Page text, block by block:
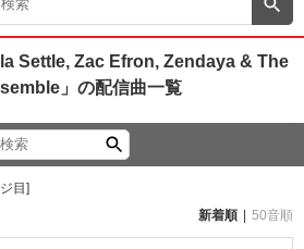
Settle, Zac Efron, Zendaya & The
」 の配信曲一覧
目]
新着順
50音順